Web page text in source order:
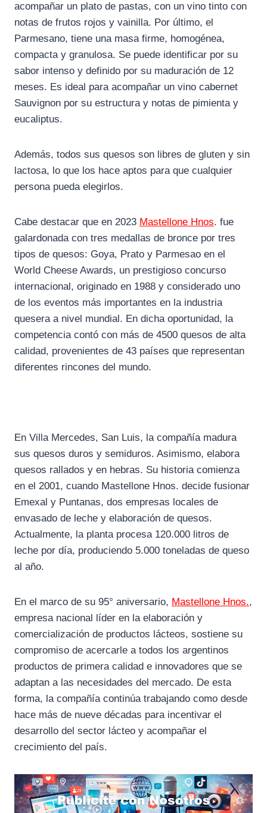
acompañar un plato de pastas, con un vino tinto con
notas de frutos rojos y vainilla. Por último, el
Parmesano, tiene una masa firme, homogénea,
compacta y granulosa. Se puede identificar por su
sabor intenso y definido por su maduración de 12
meses. Es ideal para acompañar un vino cabernet
Sauvignon por su estructura y notas de pimienta y
eucaliptus.
Además, todos sus quesos son libres de gluten y sin
lactosa, lo que los hace aptos para que cualquier
persona pueda elegirlos.
Cabe destacar que en 2023 Mastellone Hnos. fue
galardonada con tres medallas de bronce por tres
tipos de quesos: Goya, Prato y Parmesao en el
World Cheese Awards, un prestigioso concurso
internacional, originado en 1988 y considerado uno
de los eventos más importantes en la industria
quesera a nivel mundial. En dicha oportunidad, la
competencia contó con más de 4500 quesos de alta
calidad, provenientes de 43 países que representan
diferentes rincones del mundo.
En Villa Mercedes, San Luis, la compañía madura
sus quesos duros y semiduros. Asimismo, elabora
quesos rallados y en hebras. Su historia comienza
en el 2001, cuando Mastellone Hnos. decide fusionar
Emexal y Puntanas, dos empresas locales de
envasado de leche y elaboración de quesos.
Actualmente, la planta procesa 120.000 litros de
leche por día, produciendo 5.000 toneladas de queso
al año.
En el marco de su 95° aniversario, Mastellone Hnos.,
empresa nacional líder en la elaboración y
comercialización de productos lácteos, sostiene su
compromiso de acercarle a todos los argentinos
productos de primera calidad e innovadores que se
adaptan a las necesidades del mercado. De esta
forma, la compañía continúa trabajando como desde
hace más de nueve décadas para incentivar el
desarrollo del sector lácteo y acompañar el
crecimiento del país.